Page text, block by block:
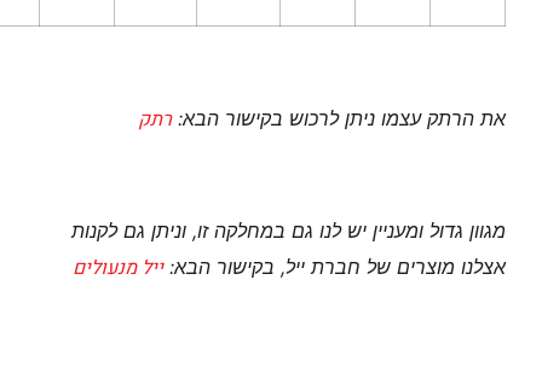
את הרתק עצמו ניתן לרכוש בקישור הבא:רתק
מגוון גדול ומעניין יש לנו גם במחלקה זו, וניתן גם לקנות
אצלנו מוצרים של חברת ייל, בקישור הבא:ייל מנעולים